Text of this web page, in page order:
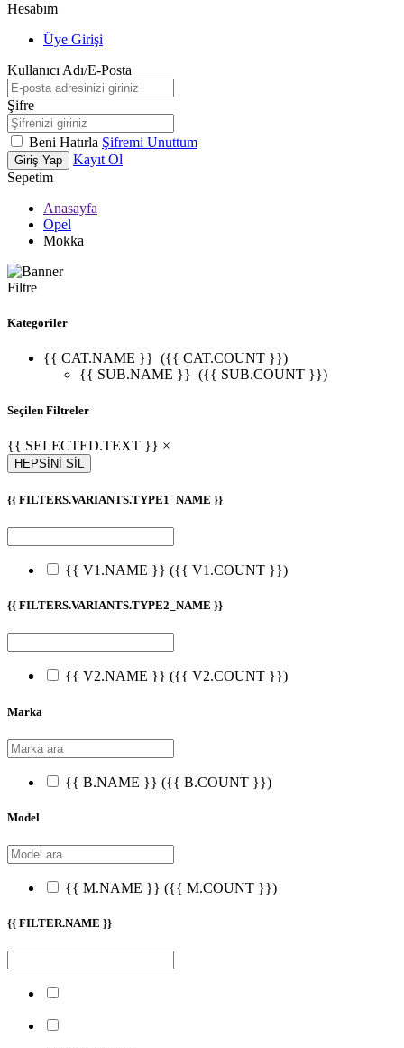
Hesabım
Üye Girişi
Kullanıcı Adı/E-Posta
Şifre
Beni Hatırla Şifremi Unuttum
Giriş Yap
Kayıt Ol
Sepetim
Anasayfa
Opel
Mokka
Filtre
Kategoriler
{{ CAT.NAME }} ({{ CAT.COUNT }})
{{ SUB.NAME }} ({{ SUB.COUNT }})
Seçilen Filtreler
{{ SELECTED.TEXT }} ×
HEPSİNİ SİL
{{ FILTERS.VARIANTS.TYPE1_NAME }}
{{ V1.NAME }} ({{ V1.COUNT }})
{{ FILTERS.VARIANTS.TYPE2_NAME }}
{{ V2.NAME }} ({{ V2.COUNT }})
Marka
{{ B.NAME }} ({{ B.COUNT }})
Model
{{ M.NAME }} ({{ M.COUNT }})
{{ FILTER.NAME }}